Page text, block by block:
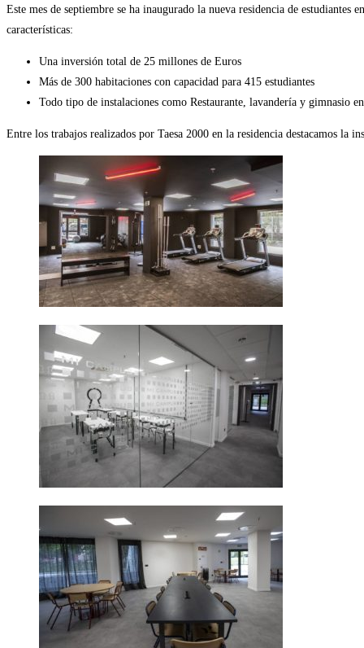
Este mes de septiembre se ha inaugurado la nueva residencia de
características:
Una inversión total de 25 millones de Euros
Más de 300 habitaciones con capacidad para 415 estudiantes
Todo tipo de instalaciones como Restaurante, lavandería y gimnasio
Entre los trabajos realizados por Taesa 2000 en la residencia destacamos la